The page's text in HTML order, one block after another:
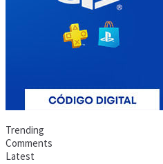
Trending
Comments
Latest